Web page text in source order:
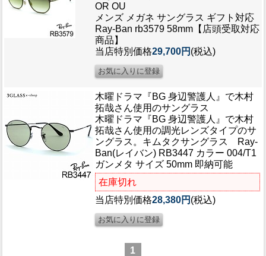
OR OU
メンズ メガネ サングラス ギフト対応
Ray-Ban rb3579 58mm【店頭受取対応
商品】
当店特別価格29,700円 (税込)
木曜ドラマ『BG 身辺警護人』で木村
拓哉さん使用のサングラス
木曜ドラマ『BG 身辺警護人』で木村
拓哉さん使用の調光レンズタイプのサ
ングラス。キムタクサングラス Ray-
Ban(レイバン) RB3447 カラー 004/T1
ガンメタ サイズ 50mm 即納可能
在庫切れ
当店特別価格28,380円 (税込)
1